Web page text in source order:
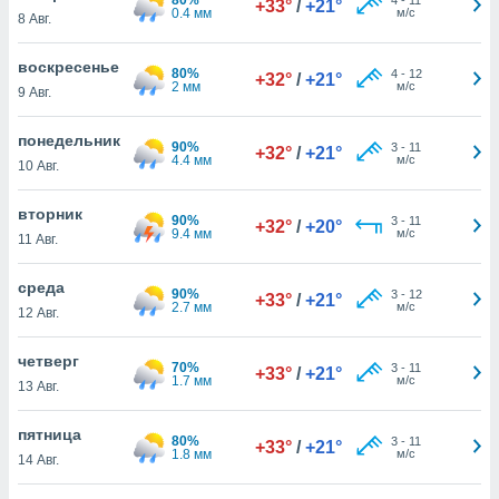
действия
рекламу
нашей
cookie
cookie
в
нашего
8 Авг.
0.4 мм
+33° / +21°
м/с
воскресенье
9 Авг.
80%
2 мм
+32° / +21° 4- 12
м/с
понедельник
10 Авг.
90%
4.4 мм
+32° / +21° 3- 11
м/с
вторник
11 Авг.
90%
9.4 мм
+32° / +20° 3- 11
м/с
среда
12 Авг.
90%
2.7 мм
+33° / +21° 3- 12
м/с
четверг
13 Авг.
70%
1.7 мм
+33° / +21° 3- 11
м/с
пятница
14 Авг.
80%
1.8 мм
+33° / +21° 3- 11
м/с